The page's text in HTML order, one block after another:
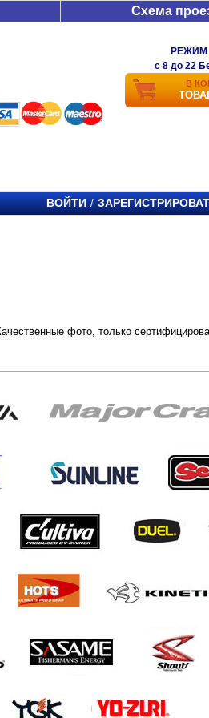
Схема
РЕЖИМ
c 8 до 22
В
ВОЙТИ /
фото, только